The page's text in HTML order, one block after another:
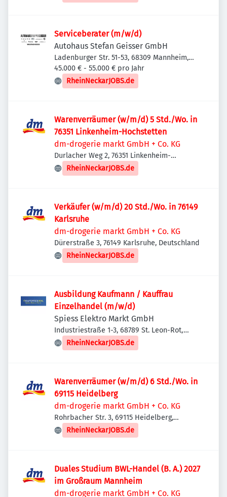
Serviceberater (m/w/d)
Autohaus Stefan Geisser GmbH
Ladenburger Str. 51-53, 68309 Mannheim,
Deutschland
45.000 € - 55.000 € pro Jahr
RheinNeckarJOBS.de
Warenverräumer (w/m/d) 5 Std./Wo. in
76351 Linkenheim-Hochstetten
dm-drogerie markt GmbH + Co. KG
Durlacher Weg 2, 76351 Linkenheim-
Hochstetten, Deutschland
RheinNeckarJOBS.de
Verkäufer (w/m/d) 20 Std./Wo. in 76149
Karlsruhe
dm-drogerie markt GmbH + Co. KG
Dürerstraße 3, 76149 Karlsruhe, Deutschland
RheinNeckarJOBS.de
Ausbildung Kaufmann / Kauffrau
Einzelhandel (m/w/d)
Spiess Elektro Markt GmbH
Industriestraße 1-3, 68789 St. Leon-Rot,
Deutschland
RheinNeckarJOBS.de
Warenverräumer (w/m/d) 6 Std./Wo. in
69115 Heidelberg
dm-drogerie markt GmbH + Co. KG
Rohrbacher Str. 3, 69115 Heidelberg,
Deutschland
RheinNeckarJOBS.de
Duales Studium BWL-Handel (B. A.) 2027
im Großraum Mannheim
dm-drogerie markt GmbH + Co. KG